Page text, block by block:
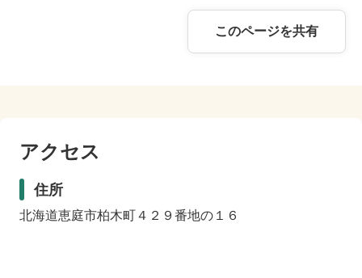
このページを共有
アクセス
住所
北海道恵庭市柏木町４２９番地の１６